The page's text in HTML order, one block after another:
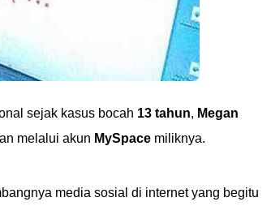
sejak kasus bocah 13 tahun, Megan
melalui akun MySpace miliknya.
media sosial di internet yang begitu